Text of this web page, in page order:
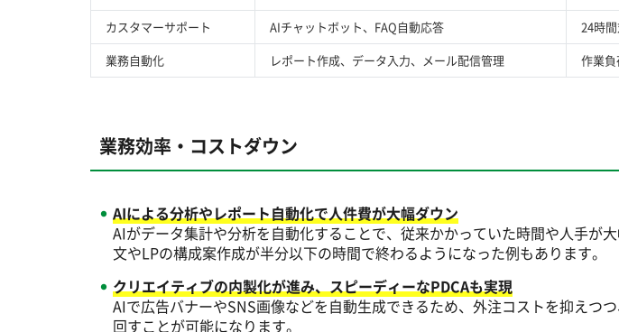
カスタマーサポート
AIチャットボット、FAQ自動応答
24時
業務自動化
レポート作成、データ入力、メール配信管理 作業
業務効率・コストダウン
AIによる分析やレポート自動化で人件費が大幅ダウン
AIがデータ集計や分析を自動化することで、従来かかっていた時間や人手が
文やLPの構成案作成が半分以下の時間で終わるようになった例もあります。
クリエイティブの内製化が進み、スピーディーなPDCAも実現
AIで広告バナーやSNS画像などを自動生成できるため、外注コストを抑えつ
回すことが可能になります。